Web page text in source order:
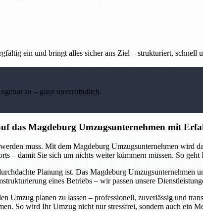
ein und bringt alles sicher ans Ziel – strukturiert, schnell
an – ganz unverbindlich.
das Magdeburg Umzugsunternehmen mit
muss. Mit dem Magdeburg Umzugsunternehmen wird
– damit Sie sich um nichts weiter kümmern müssen. So
Planung ist. Das Magdeburg Umzugsunternehmen
eines Betriebs – wir passen unsere
Umzug planen zu lassen – professionell, zuverlässig und
So wird Ihr Umzug nicht nur stressfrei, sondern auch ein